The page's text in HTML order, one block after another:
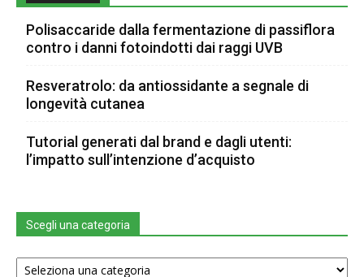
Polisaccaride dalla fermentazione di passiflora
contro i danni fotoindotti dai raggi UVB
Resveratrolo: da antiossidante a segnale di
longevità cutanea
Tutorial generati dal brand e dagli utenti:
l’impatto sull’intenzione d’acquisto
Scegli una categoria
Scegli
una